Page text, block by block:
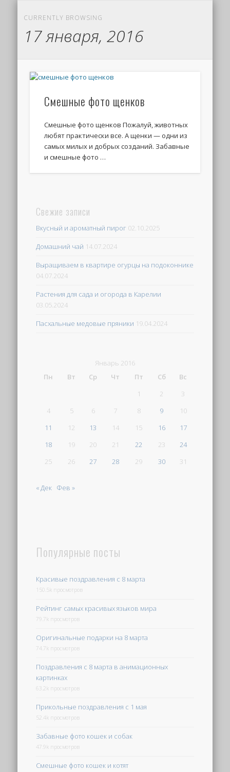
CURRENTLY BROWSING
17 января, 2016
Смешные фото щенков
Смешные фото щенков Пожалуй, животных
любят практически все. А щенки — одни из
самых милых и добрых созданий. Забавные
и смешные фото …
Свежие записи
Вкусный и ароматный пирог 02.10.2025
Домашний чай 14.07.2024
Выращиваем в квартире огурцы на подоконнике
04.07.2024
Растения для сада и огорода в Карелии
03.05.2024
Пасхальные медовые пряники 19.04.2024
Январь 2016
Пн
Вт Ср Чт Пт Сб
Вс
1
2
3
4
5 6 7 8 9
10
11
12 13 14 15 16
17
18
19 20 21 22 23
24
25
26 27 28 29 30 31
« Дек Фев »
Популярные посты
Красивые поздравления с 8 марта
150.5k просмотров
Рейтинг самых красивых языков мира
79.7k просмотров
Оригинальные подарки на 8 марта
74.7k просмотров
Поздравления с 8 марта в анимационных
картинках
63.2k просмотров
Прикольные поздравления с 1 мая
52.4k просмотров
Забавные фото кошек и собак
47.9k просмотров
Смешные фото кошек и котят